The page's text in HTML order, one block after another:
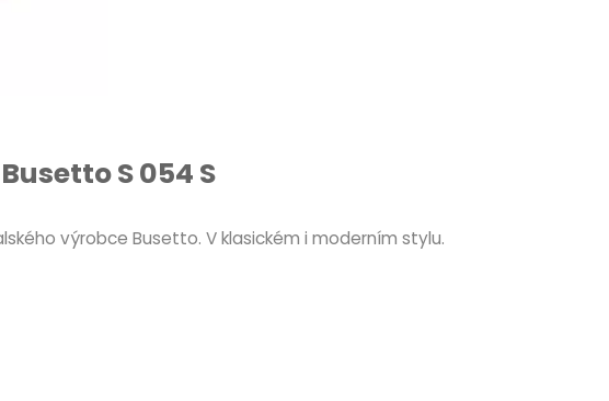
S 054 S
výrobce Busetto. V klasickém i moderním stylu.